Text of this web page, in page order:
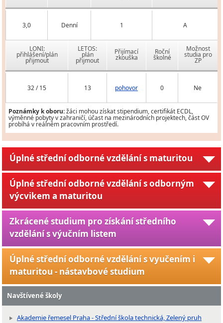
3,0 Denní 1 A
LONI:
přihlášení/plán
přijmout
LETOS:
plán
přijmout
Přijímací
zkouška
Roční
školné
Možnost
studia pro
ZP
32 / 15 13 pohovor 0 Ne
Poznámky k oboru:žáci mohou získat stipendium, certifikát ECDL,
výměnné pobyty v zahraničí, účast na mezinárodních projektech, část OV
probíhá v reálném pracovním prostředí.
Úplné střední odborné vzdělání s maturitou
Úplné střední odborné vzdělání s odborným
výcvikem a maturitou
Zkrácené studium pro získání středního
vzdělání s výučním listem
Úplné střední odborné vzdělání s vyučením i
maturitou - nástavbové studium
Navštívené školy
Akademie řemesel Praha - Střední škola technická, Zelený pruh